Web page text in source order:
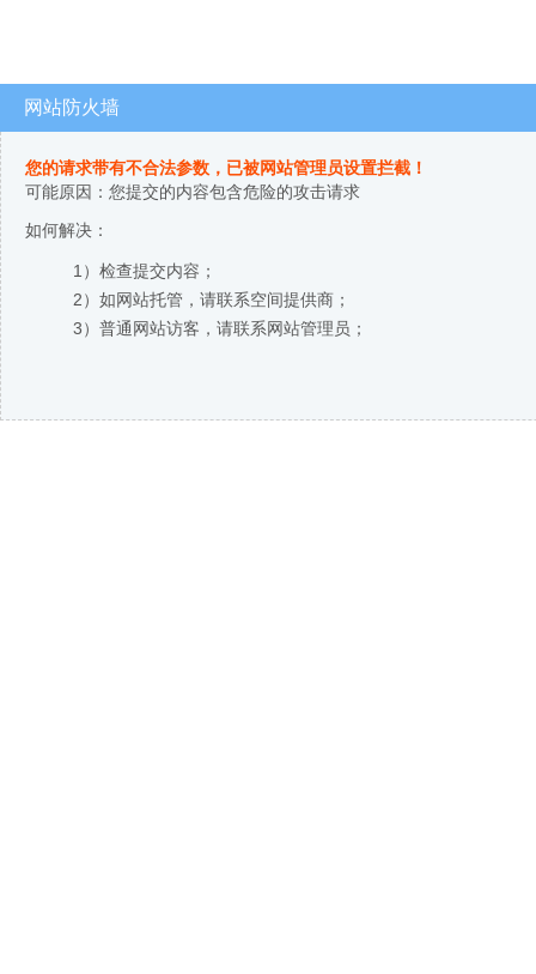
网站防火墙
您的请求带有不合法参数，已被网站管理员设置拦截！
可能原因：您提交的内容包含危险的攻击请求
如何解决：
1）检查提交内容；
2）如网站托管，请联系空间提供商；
3）普通网站访客，请联系网站管理员；